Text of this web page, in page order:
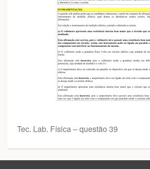
Tec. Lab. Física – questão 39